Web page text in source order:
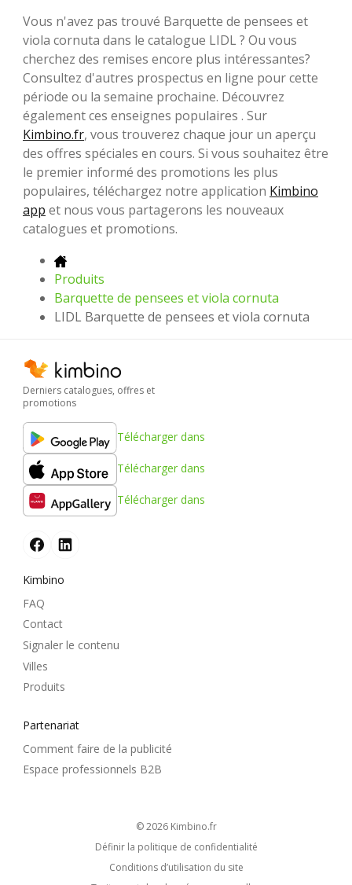
Vous n'avez pas trouvé Barquette de pensees et
viola cornuta dans le catalogue LIDL ? Ou vous
cherchez des remises encore plus intéressantes?
Consultez d'autres prospectus en ligne pour cette
période ou la semaine prochaine. Découvrez
également ces enseignes populaires . Sur
Kimbino.fr, vous trouverez chaque jour un aperçu
des offres spéciales en cours. Si vous souhaitez être
le premier informé des promotions les plus
populaires, téléchargez notre application Kimbino
app et nous vous partagerons les nouveaux
catalogues et promotions.
Produits
Barquette de pensees et viola cornuta
LIDL Barquette de pensees et viola cornuta
Derniers catalogues, offres et
promotions
Télécharger dans
Télécharger dans
Télécharger dans
Kimbino
FAQ
Contact
Signaler le contenu
Villes
Produits
Partenariat
Comment faire de la publicité
Espace professionnels B2B
© 2026 kimbino.fr
Définir la politique de confidentialité
Conditions d’utilisation du site